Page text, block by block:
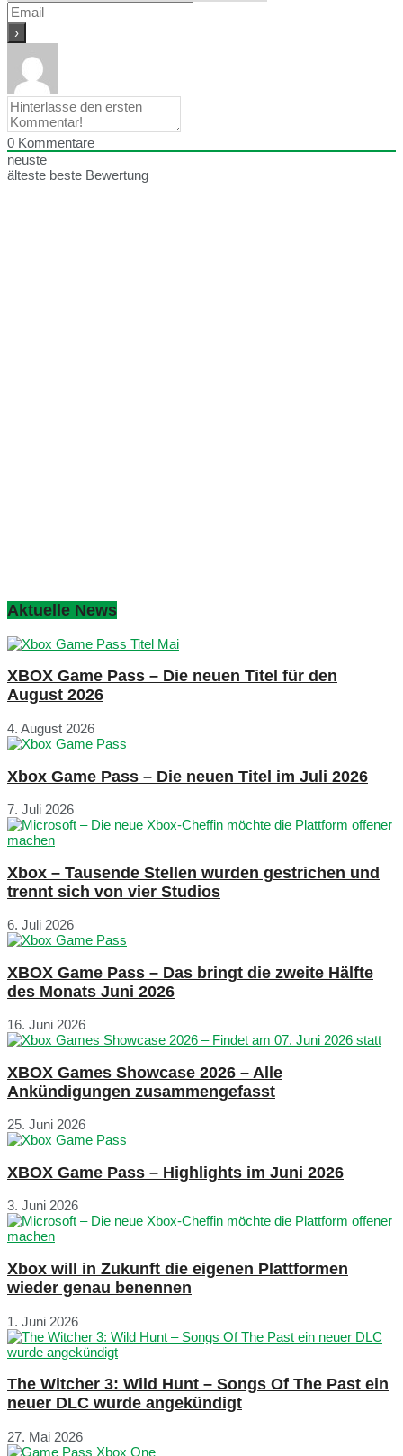
0 Kommentare
neuste
älteste beste Bewertung
Aktuelle News
XBOX Game Pass – Die neuen Titel für den
August 2026
4. August 2026
Xbox Game Pass – Die neuen Titel im Juli 2026
7. Juli 2026
Xbox – Tausende Stellen wurden gestrichen und
trennt sich von vier Studios
6. Juli 2026
XBOX Game Pass – Das bringt die zweite Hälfte
des Monats Juni 2026
16. Juni 2026
XBOX Games Showcase 2026 – Alle
Ankündigungen zusammengefasst
25. Juni 2026
XBOX Game Pass – Highlights im Juni 2026
3. Juni 2026
Xbox will in Zukunft die eigenen Plattformen
wieder genau benennen
1. Juni 2026
The Witcher 3: Wild Hunt – Songs Of The Past ein
neuer DLC wurde angekündigt
27. Mai 2026